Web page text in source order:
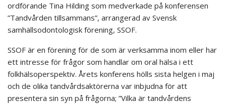
ordförande Tina Hilding som medverkade på konferensen
”Tandvården tillsammans”, arrangerad av Svensk
samhällsodontologisk förening, SSOF.
SSOF är en förening för de som är verksamma inom eller har
ett intresse för frågor som handlar om oral hälsa i ett
folkhälsoperspektiv. Årets konferens hölls sista helgen i maj
och de olika tandvårdsaktörerna var inbjudna för att
presentera sin syn på frågorna; ”Vilka är tandvårdens